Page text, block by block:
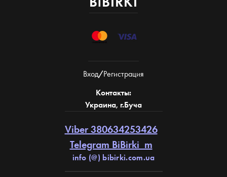
Вход/Регистрация
Контакты:
Украина, г.Буча
Viber 380634253426
Telegram BiBirki_m
info (@) bibirki.com.ua